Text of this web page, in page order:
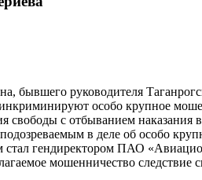
бывшего руководителя
особо крупное
с отбыванием
в деле об особо
стал гендиректором ПАО
мошенничество следствие